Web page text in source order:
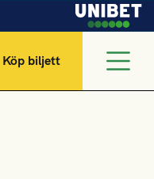
Köp biljett